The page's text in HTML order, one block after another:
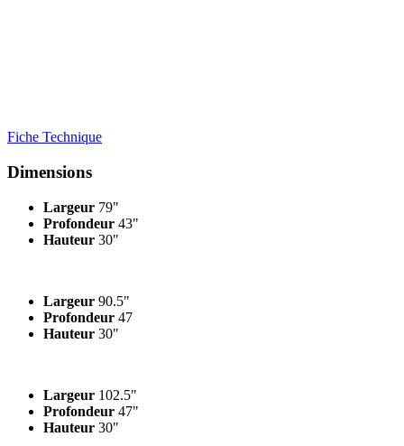
Fiche Technique
Dimensions
Largeur 79"
Profondeur 43"
Hauteur 30"
Largeur 90.5"
Profondeur 47
Hauteur 30"
Largeur 102.5"
Profondeur 47"
Hauteur 30"